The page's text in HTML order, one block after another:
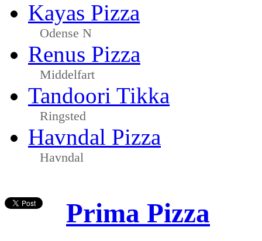
Kayas Pizza
Odense N
Renus Pizza
Middelfart
Tandoori Tikka
Ringsted
Havndal Pizza
Havndal
Prima Pizza